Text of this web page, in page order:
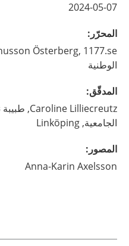
2024-05-07
المحرّر :
Österberg,
الوطنية
المدقّق:
Caroline Lilliecreutz, طبيبة
الجامعية, Linköping
المصور :
Anna-Karin Axelsson